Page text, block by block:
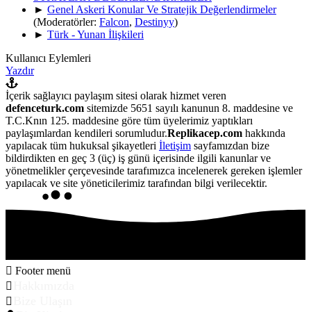
► Genel Askeri Konular Ve Stratejik Değerlendirmeler
(Moderatörler: Falcon, Destinyy)
► Türk - Yunan İlişkileri
Kullanıcı Eylemleri
Yazdır
İçerik sağlayıcı paylaşım sitesi olarak hizmet veren
defenceturk.com sitemizde 5651 sayılı kanunun 8. maddesine ve
T.C.Knın 125. maddesine göre tüm üyelerimiz yaptıkları
paylaşımlardan kendileri sorumludur.Replikacep.com hakkında
yapılacak tüm hukuksal şikayetleri İletişim sayfamızdan bize
bildirdikten en geç 3 (üç) iş günü içerisinde ilgili kanunlar ve
yönetmelikler çerçevesinde tarafımızca incelenerek gereken işlemler
yapılacak ve site yöneticilerimiz tarafından bilgi verilecektir.
Footer menü